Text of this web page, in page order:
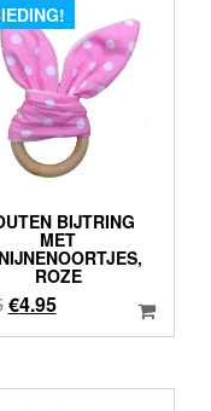
BIJTRING
MET
ROZE
Oorspronkelijke
prijs
€6.95.
€4.95Huidige
prijs
€4.95.